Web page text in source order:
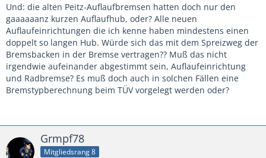
Und: die alten Peitz-Auflaufbremsen hatten doch nur den
gaaaaaanz kurzen Auflaufhub, oder? Alle neuen
Auflaufeinrichtungen die ich kenne haben mindestens einen
doppelt so langen Hub. Würde sich das mit dem Spreizweg der
Bremsbacken in der Bremse vertragen?? Muß das nicht
irgendwie aufeinander abgestimmt sein, Auflaufeinrichtung
und Radbremse? Es muß doch auch in solchen Fällen eine
Bremstypberechnung beim TÜV vorgelegt werden oder?
Grmpf78
Mitgliedsrang 8